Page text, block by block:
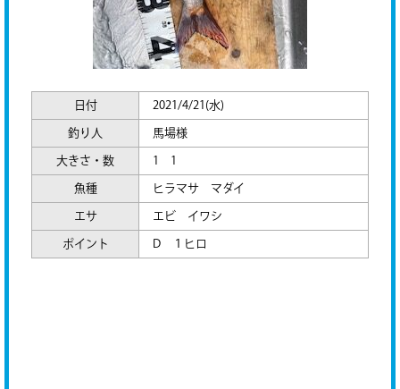
日付 2021/4/21(水)
釣り人 馬場様
大きさ・数 1 1
魚種 ヒラマサ マダイ
エサ エビ イワシ
ポイント D １ヒロ